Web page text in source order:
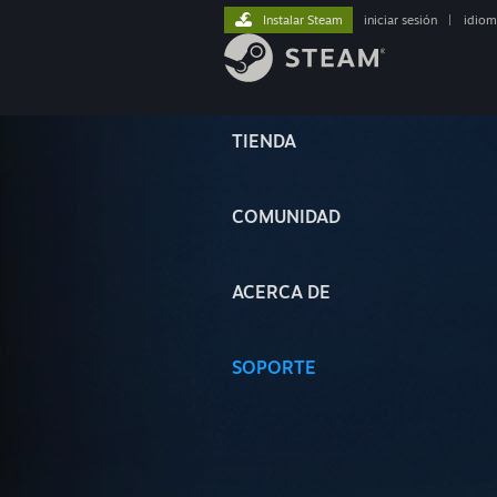
TIENDA
COMUNIDAD
ACERCA DE
SOPORTE
Instalar Steam iniciar sesión